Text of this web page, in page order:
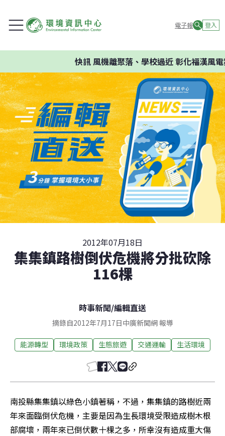
電子報 登入
快訊風機離聚落、學校過近 彰化福漢風電
2012年07月18日
集集鎮路樹倒伏危機將分批砍除
116棵
時事新聞/編輯直送
摘錄自2012年7月17日中廣新聞網 報導
能源轉型 環境政策 生態旅遊 交通運輸 生活環境
南投縣集集鎮以綠色小鎮著稱，不過，集集鎮的路樹近兩
年來面臨倒伏危機，主要是因為生長環境受限造成樹木根
部腐壞，兩年來已倒伏數十棵之多，所幸沒有造成重大傷